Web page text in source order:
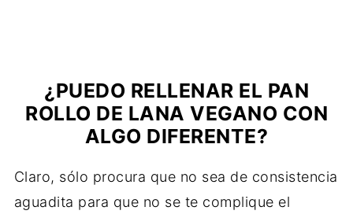
¿PUEDO RELLENAR EL PAN
ROLLO DE LANA VEGANO CON
ALGO DIFERENTE?
Claro, sólo procura que no sea de consistencia
aguadita para que no se te complique el